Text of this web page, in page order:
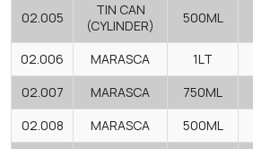
02.005
TIN CAN
(CYLINDER)
500ML
02.006 MARASCA 1LT
02.007
MARASCA 750ML
02.008
MARASCA 500ML